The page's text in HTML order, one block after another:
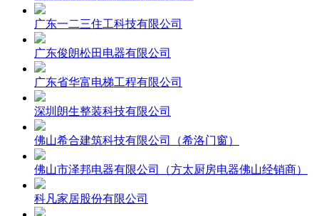
广东一二三住工科技有限公司
广东俊朗松田电器有限公司
广东省华富电梯工程有限公司
深圳朗生整装科技有限公司
佛山希合建筑科技有限公司（希洛门窗）
佛山市泽邦电器有限公司（方太厨房电器佛山经销商）
科凡家居股份有限公司